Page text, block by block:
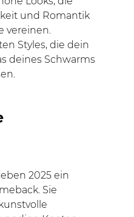
und Romantik
vereinen.
Styles, die dein
deines Schwarms
2025 ein
Sie